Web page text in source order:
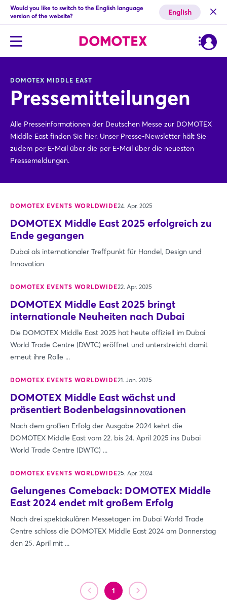
Would you like to switch to the English language
version of the website?
English
DOMOTEX MIDDLE EAST
Pressemitteilungen
Alle Presseinformationen der Deutschen Messe zur DOMOTEX
Middle East finden Sie hier. Unser Presse-Newsletter hält Sie
zudem per E-Mail über die per E-Mail über die neuesten
Pressemeldungen.
DOMOTEX EVENTS WORLDWIDE24. Apr. 2025
DOMOTEX Middle East 2025 erfolgreich zu
Ende gegangen
Dubai als internationaler Treffpunkt für Handel, Design und
Innovation
DOMOTEX EVENTS WORLDWIDE22. Apr. 2025
DOMOTEX Middle East 2025 bringt
internationale Neuheiten nach Dubai
Die DOMOTEX Middle East 2025 hat heute offiziell im Dubai
World Trade Centre (DWTC) eröffnet und unterstreicht damit
erneut ihre Rolle ...
DOMOTEX EVENTS WORLDWIDE21. Jan. 2025
DOMOTEX Middle East wächst und
präsentiert Bodenbelagsinnovationen
Nach dem großen Erfolg der Ausgabe 2024 kehrt die
DOMOTEX Middle East vom 22. bis 24. April 2025 ins Dubai
World Trade Centre (DWTC) ...
DOMOTEX EVENTS WORLDWIDE25. Apr. 2024
Gelungenes Comeback: DOMOTEX Middle
East 2024 endet mit großem Erfolg
Nach drei spektakulären Messetagen im Dubai World Trade
Centre schloss die DOMOTEX Middle East 2024 am Donnerstag
den 25. April mit ...
1